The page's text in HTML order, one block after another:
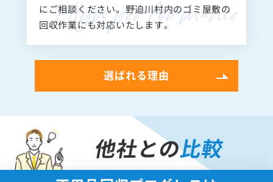
にご相談ください。野迫川村内のゴミ屋敷の
回収作業にも対応いたします。
選ばれる理由
他社との比較